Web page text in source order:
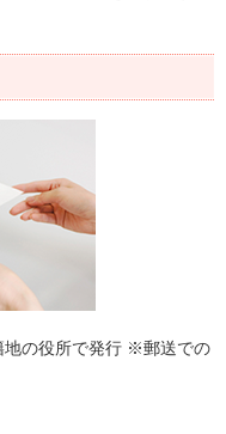
の役所で発行 ※郵送での